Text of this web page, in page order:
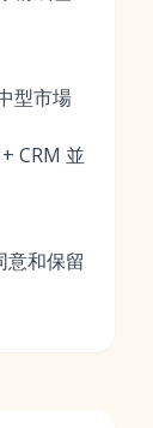
型市場
CRM 並
意和保留